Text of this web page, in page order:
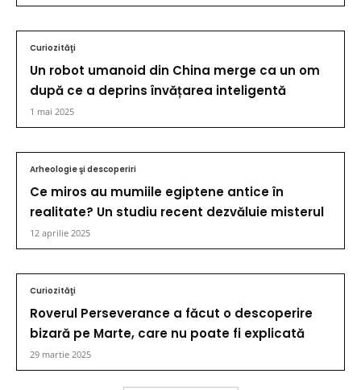
Curiozităţi
Un robot umanoid din China merge ca un om
după ce a deprins învățarea inteligentă
1 mai 2025
Arheologie şi descoperiri
Ce miros au mumiile egiptene antice în
realitate? Un studiu recent dezvăluie misterul
12 aprilie 2025
Curiozităţi
Roverul Perseverance a făcut o descoperire
bizară pe Marte, care nu poate fi explicată
29 martie 2025